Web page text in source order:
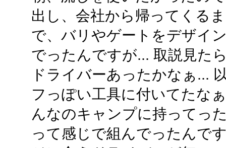
出し、会社から帰ってくる
で、バリやゲートをデザイ
でったんですが... 取説見た
ドライバーあったかなぁ...
フっぽい工具に付いてたな
んなのキャンプに持ってっ
って感じで組んでったんで